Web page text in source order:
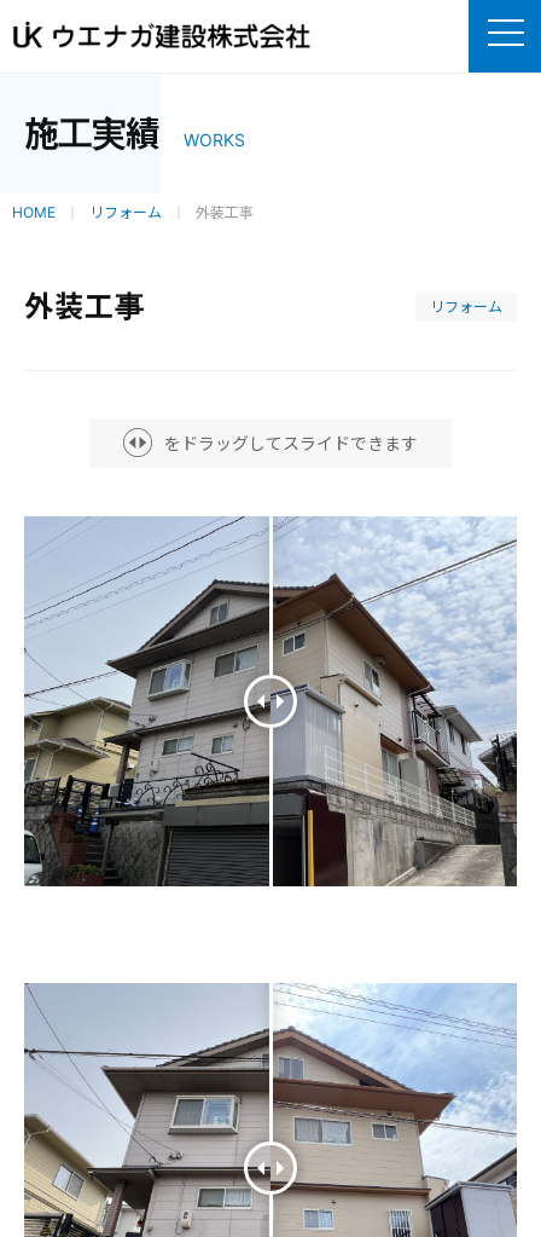
施工実績 WORKS
HOME リフォーム 外装工事
外装工事 リフォーム
をドラッグしてスライドできます